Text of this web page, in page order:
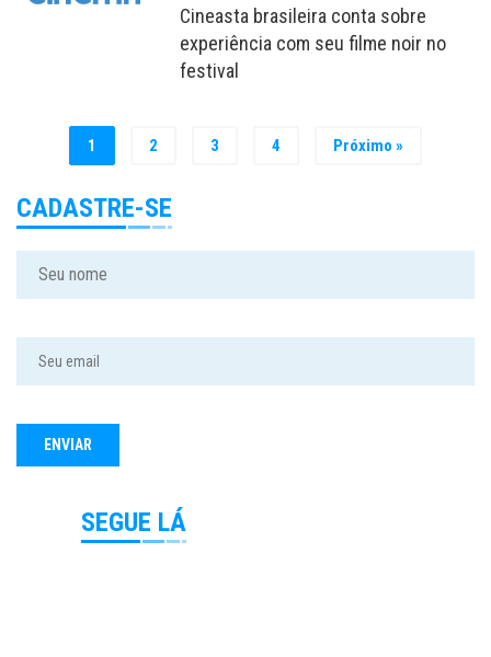
Cineasta brasileira conta sobre
experiência com seu filme noir no
festival
1 2 3 4 Próximo »
CADASTRE-SE
SEGUE LÁ